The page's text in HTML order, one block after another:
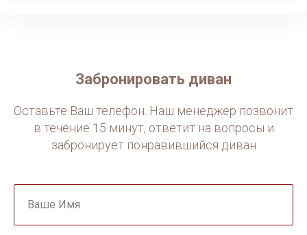
Забронировать диван
Оставьте Ваш телефон. Наш менеджер позвонит
в течение 15 минут, ответит на вопросы и
забронирует понравившийся диван
Ваше Имя